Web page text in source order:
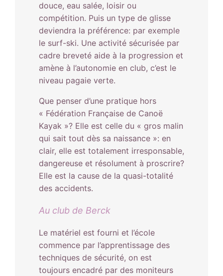
douce, eau salée, loisir ou
compétition. Puis un type de glisse
deviendra la préférence: par exemple
le surf-ski. Une activité sécurisée par
cadre breveté aide à la progression et
amène à l’autonomie en club, c’est le
niveau pagaie verte.
Que penser d’une pratique hors
« Fédération Française de Canoë
Kayak »? Elle est celle du « gros malin
qui sait tout dès sa naissance »: en
clair, elle est totalement irresponsable,
dangereuse et résolument à proscrire?
Elle est la cause de la quasi-totalité
des accidents.
Au club de Berck
Le matériel est fourni et l’école
commence par l’apprentissage des
techniques de sécurité, on est
toujours encadré par des moniteurs